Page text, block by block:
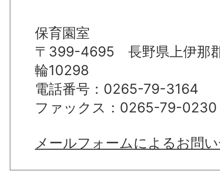
保育園室
〒399-4695 長野県上伊那
輪10298
電話番号：0265-79-3164
ファックス：0265-79-0230
メールフォームによるお問